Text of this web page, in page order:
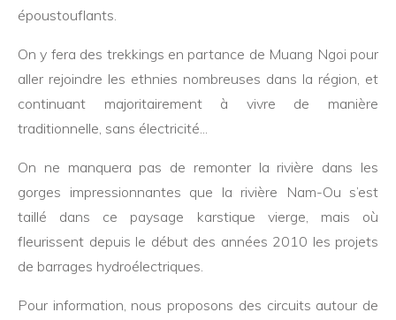
époustouflants.
On y fera des trekkings en partance de Muang Ngoi pour
aller rejoindre les ethnies nombreuses dans la région, et
continuant majoritairement à vivre de manière
traditionnelle, sans électricité...
On ne manquera pas de remonter la rivière dans les
gorges impressionnantes que la rivière Nam-Ou s’est
taillé dans ce paysage karstique vierge, mais où
fleurissent depuis le début des années 2010 les projets
de barrages hydroélectriques.
Pour information, nous proposons des circuits autour de